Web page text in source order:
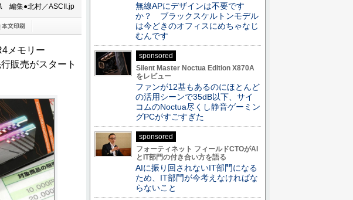
編集●北村／ASCII.jp
メモリー
販売がスタート
無線APにデザインは不要です
か？ ブラックスケルトンモデル
は今どきのオフィスにめちゃなじ
むんです
sponsored
Silent Master Noctua Edition X870A
をレビュー
ファンが12基もあるのにほとんど
の活用シーンで35dB以下、サイ
コムのNoctua尽くし静音ゲーミン
グPCがすごすぎた
sponsored
フォーティネット フィールドCTOがAI
とIT部門の付き合い方を語る
AIに振り回されないIT部門になる
ため、IT部門が今考えなければな
らないこと